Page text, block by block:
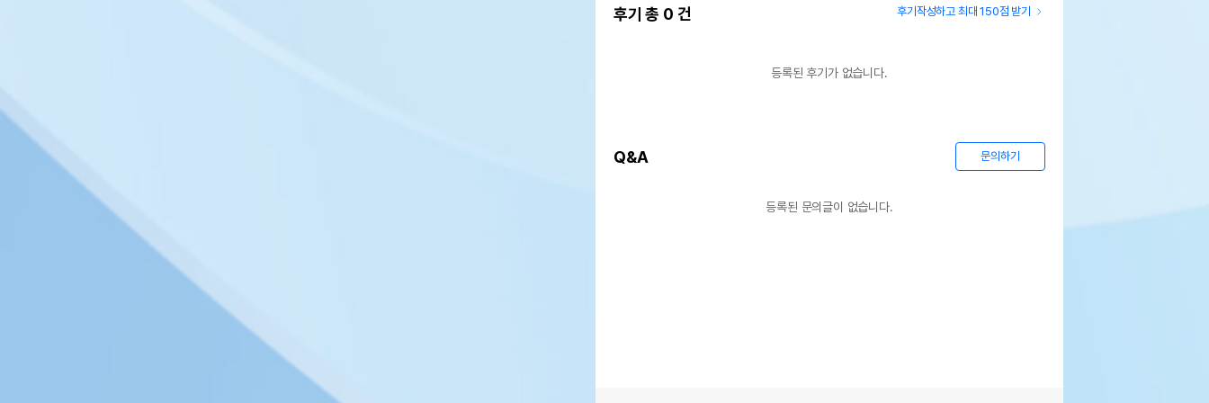
후기 총 0 건 후기작성하고 최대 150점 받기
등록된 후기가 없습니다.
Q&A 문의하기
등록된 문의글이 없습니다.